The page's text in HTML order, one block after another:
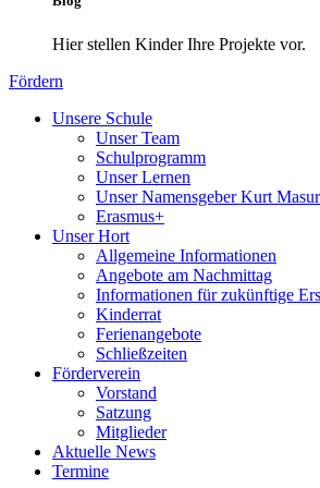
Hier stellen Kinder Ihre Projekte vor.
Fördern
Unsere Schule
Unser Team
Schulprogramm
Unser Lernen
Unser Namensgeber Kurt Masur
Erasmus+
Unser Hort
Allgemeine Informationen
Angebote am Nachmittag
Informationen für zukünftige
Kinderrat
Ferienangebote
Schließzeiten
Förderverein
Vorstand
Satzung
Mitglieder
Aktuelle News
Termine